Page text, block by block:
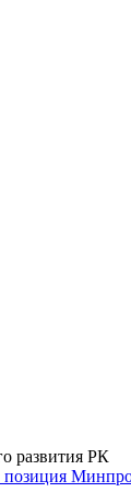
развития РК
позиция